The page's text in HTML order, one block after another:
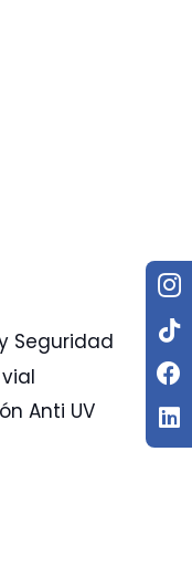
Seguridad
Anti UV